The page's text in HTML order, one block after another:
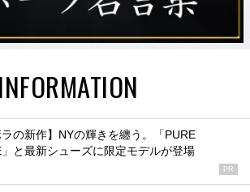
INFORMATION
ラの新作】NYの輝きを纏う。「PURE
」と最新シューズに限定モデルが登場
PR